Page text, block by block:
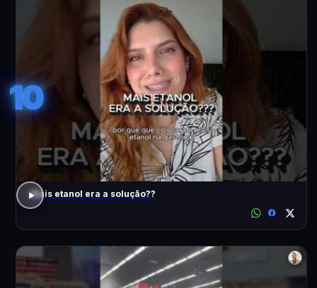
10
Mais etanol era a solução??